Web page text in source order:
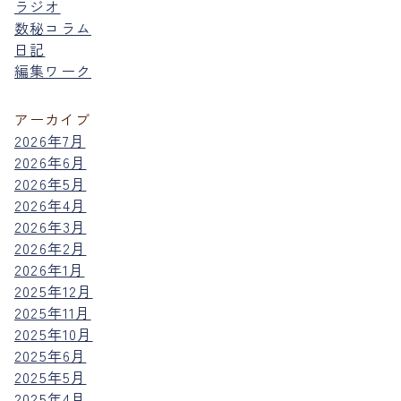
ラジオ
数秘コラム
日記
編集ワーク
アーカイブ
2026年7月
2026年6月
2026年5月
2026年4月
2026年3月
2026年2月
2026年1月
2025年12月
2025年11月
2025年10月
2025年6月
2025年5月